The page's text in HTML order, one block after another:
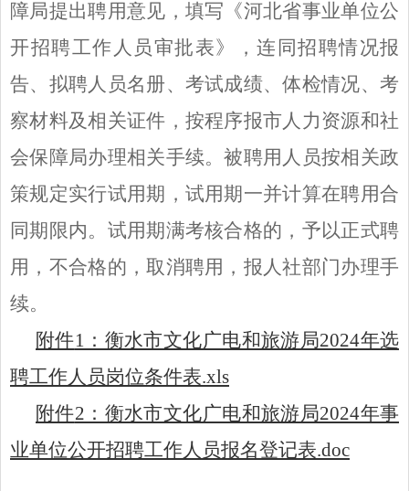
障局提出聘用意见，填写《河北省事业单位公
开招聘工作人员审批表》，连同招聘情况报
告、拟聘人员名册、考试成绩、体检情况、考
察材料及相关证件，按程序报市人力资源和社
会保障局办理相关手续。被聘用人员按相关政
策规定实行试用期，试用期一并计算在聘用合
同期限内。试用期满考核合格的，予以正式聘
用，不合格的，取消聘用，报人社部门办理手
续。
附件1：衡水市文化广电和旅游局2024年选
聘工作人员岗位条件表.xls
附件2：衡水市文化广电和旅游局2024年事
业单位公开招聘工作人员报名登记表.doc